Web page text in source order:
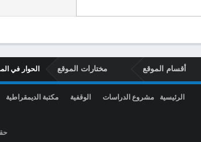
أقسام الموقع مختارات الموقع الحوار في
الرئيسية مشروع الدراسات الوقفية مكتبة الديمقراطية